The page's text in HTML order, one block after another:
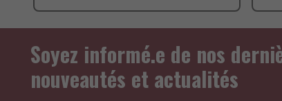
Soyez informé.e de nos
nouveautés et actualités